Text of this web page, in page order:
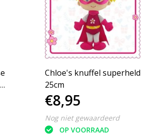
Chloe's knuffel superheld
25cm
€8,95
Nog niet gewaardeerd
OP VOORRAAD